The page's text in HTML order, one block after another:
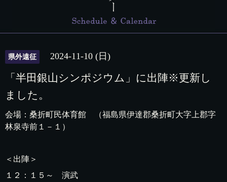
県外遠征 2024-11-10 (日)
「半田銀山シンポジウム」に出陣※更新し
ました。
会場：桑折町民体育館 （福島県伊達郡桑折町大字上郡字
林泉寺前１－１）
＜出陣＞
１２：１５～ 演武